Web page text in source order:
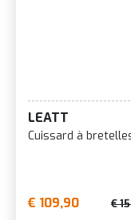
LEATT
Cuissard à
€ 109,90 €